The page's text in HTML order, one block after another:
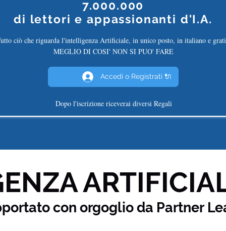
7.000.000
di lettori e appassionanti d'I.A.
ciò che riguarda l'intelligenza Artificiale, in unico posto, in italiano e
MEGLIO DI COSI' NON SI PUO' FARE
Accedi o Registrati 🔌
Dopo l'iscrizione riceverai diversi Regali
con orgoglio da Partner